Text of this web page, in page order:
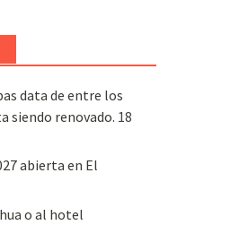
data de entre los
siendo renovado. 18
abierta en El
o al hotel